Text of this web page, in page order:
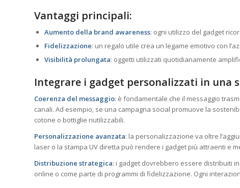
Vantaggi principali:
Aumento della brand awareness: ogni utilizzo del gadget
Fidelizzazione: un regalo utile crea un legame emotivo con
Visibilità prolungata: oggetti utilizzati quotidianamente
Integrare i gadget personalizzati in una
Coerenza del messaggio: è fondamentale che il messaggio
canali. Ad esempio, se una campagna social promuove la
cotone o bottiglie riutilizzabili.
Personalizzazione avanzata: la personalizzazione va oltre
laser o la stampa UV diretta può rendere i gadget più attraenti e
Distribuzione strategica: i gadget dovrebbero essere distribuiti
online o come parte di programmi di fidelizzazione. Ogni